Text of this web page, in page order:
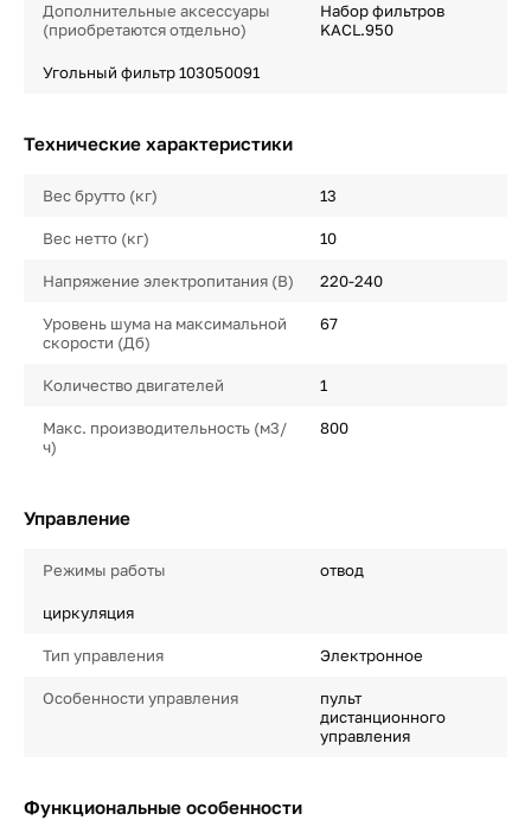
Дополнительные аксессуары
(приобретаются отдельно)
Набор фильтров
KACL.950
Угольный фильтр 103050091
Технические характеристики
Вес брутто (кг) 13
Вес нетто (кг) 10
Напряжение электропитания (В) 220-240
Уровень шума на максимальной
скорости (Дб)
67
Количество двигателей 1
Макс. производительность (м3/
ч)
800
Управление
Режимы работы отвод
циркуляция
Тип управления Электронное
Особенности управления
пульт
дистанционного
управления
Функциональные особенности